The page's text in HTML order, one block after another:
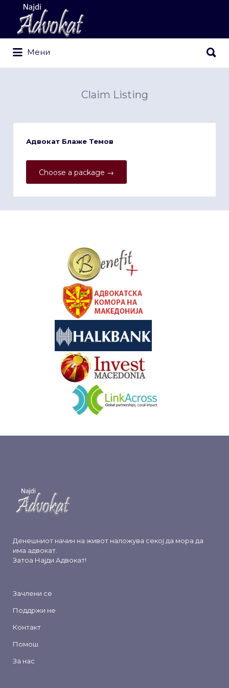
Search
for:
Мени
for:
Claim Listing
Адвокат Блаже Темов
Денешниот начин на живот наложува секој да мора да
има адвокат.
Затоа Најди Адвокат!
Зачлени се
Поддржи не
Контакт
Помош
За нас